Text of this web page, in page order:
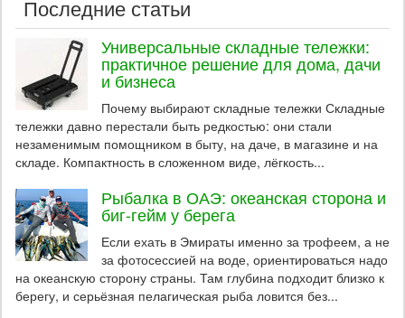
Последние статьи
Универсальные складные тележки:
практичное решение для дома, дачи
и бизнеса
Почему выбирают складные тележки Складные
тележки давно перестали быть редкостью: они стали
незаменимым помощником в быту, на даче, в магазине и на
складе. Компактность в сложенном виде, лёгкость...
Рыбалка в ОАЭ: океанская сторона и
биг-гейм у берега
Если ехать в Эмираты именно за трофеем, а не
за фотосессией на воде, ориентироваться надо
на океанскую сторону страны. Там глубина подходит близко к
берегу, и серьёзная пелагическая рыба ловится без...